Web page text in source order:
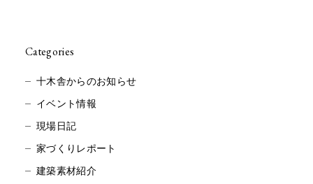
Categories
十木舎からのお知らせ
イベント情報
現場日記
家づくりレポート
建築素材紹介